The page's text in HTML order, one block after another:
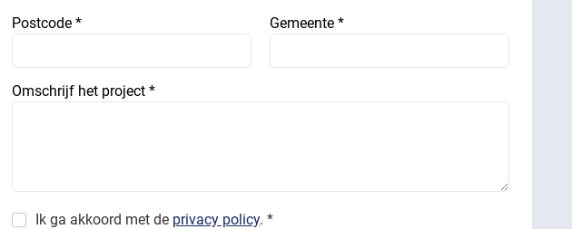
Postcode * Gemeente *
Omschrijf het project *
Ik ga akkoord met de privacy policy. *